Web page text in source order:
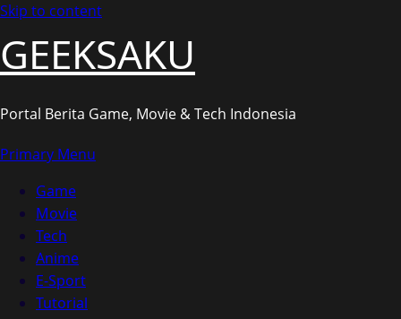
Skip to content
GEEKSAKU
Portal Berita Game, Movie & Tech Indonesia
Primary Menu
Game
Movie
Tech
Anime
E-Sport
Tutorial